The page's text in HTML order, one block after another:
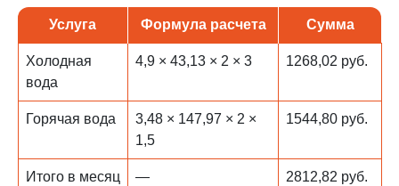
Услуга Формула расчета Сумма
Холодная
вода
4,9 × 43,13 × 2 × 3 1268,02 руб.
Горячая вода
3,48 × 147,97 × 2 ×
1,5
1544,80 руб.
Итого в месяц — 2812,82 руб.